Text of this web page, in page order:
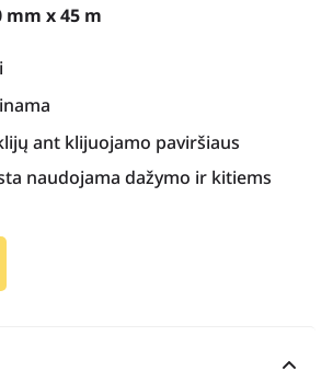
mm x 45 m
ant klijuojamo paviršiaus
naudojama dažymo ir kitiems